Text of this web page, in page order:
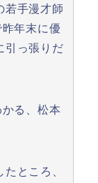
若手漫才師
年末に優
引っ張りだ
る、松本
ところ、